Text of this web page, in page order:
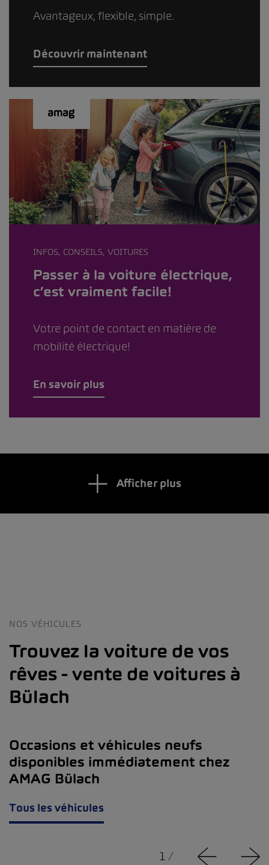
Avantageux, flexible, simple.
Découvrir maintenant
INFOS, CONSEILS, VOITURES
Passer à la voiture électrique,
c’est vraiment facile!
Votre point de contact en matière de
mobilité électrique!
En savoir plus
Afficher plus
NOS VÉHICULES
Trouvez la voiture de vos
rêves - vente de voitures à
Bülach
Occasions et véhicules neufs
disponibles immédiatement chez
AMAG Bülach
Tous les véhicules
1 /